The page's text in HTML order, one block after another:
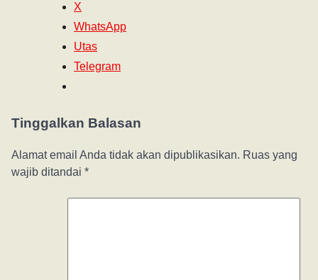
X
WhatsApp
Utas
Telegram
Tinggalkan Balasan
Alamat email Anda tidak akan dipublikasikan. Ruas yang
wajib ditandai *